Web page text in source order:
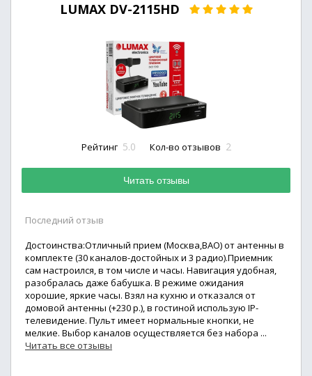
LUMAX DV-2115HD
Рейтинг 5.0 Кол-во отзывов 2
Читать отзывы
Последний отзыв
Достоинства:Отличный прием (Москва,ВАО) от антенны в
комплекте (30 каналов-достойных и 3 радио).Приемник
сам настроился, в том числе и часы. Навигация удобная,
разобралась даже бабушка. В режиме ожидания
хорошие, яркие часы. Взял на кухню и отказался от
домовой антенны (+230 р.), в гостиной использую IP-
телевидение. Пульт имеет нормальные кнопки, не
мелкие. Выбор каналов осуществляется без набора ...
Читать все отзывы